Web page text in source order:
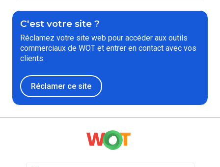
C'est votre site ?
Réclamez votre site web pour accéder aux outils
commerciaux de WOT et entrer en contact avec vos
clients.
Réclamer ce site